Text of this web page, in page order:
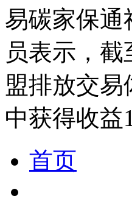
易碳家保通
员表示，
盟排放交
中获得收益
首页